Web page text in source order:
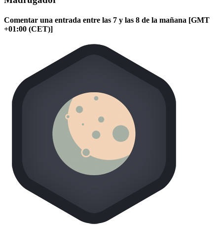
Comentar una entrada entre las 7 y las 8 de la mañana [GMT
+01:00 (CET)]